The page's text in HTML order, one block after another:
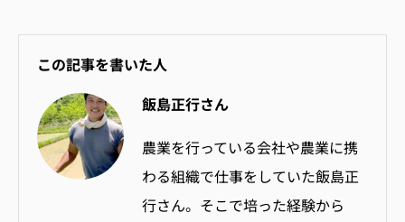
この記事を書いた人
飯島正行さん
農業を行っている会社や農業に携
わる組織で仕事をしていた飯島正
行さん。そこで培った経験から